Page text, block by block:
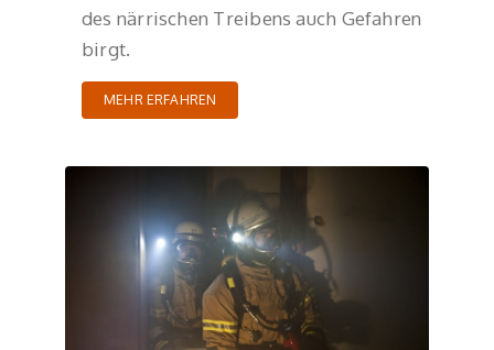
des närrischen Treibens auch Gefahren
birgt.
MEHR ERFAHREN